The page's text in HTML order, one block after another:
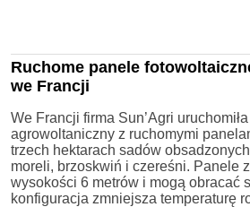
Ruchome panele
we Francji
We Francji firma Sun’Agri
agrowoltaniczny z ruchomymi
trzech hektarach sadów
moreli, brzoskwiń i czereśni. Panele
wysokości 6 metrów i mogą obracać
konfiguracja zmniejsza temperaturę